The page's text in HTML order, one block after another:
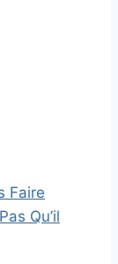
Faire
Qu’il